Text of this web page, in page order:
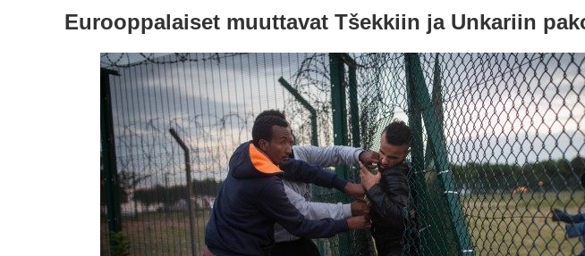
Eurooppalaiset muuttavat Tšekkiin ja Unkariin